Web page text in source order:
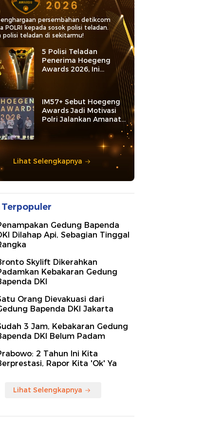
persembahan detikcom
POLRI kepada sosok polisi teladan.
polisi teladan di sekitarmu!
5 Polisi Teladan
Penerima Hoegeng
Awards 2026, Ini
Kategori dan Kiprahnya
IM57+ Sebut Hoegeng
Awards Jadi Motivasi
Polri Jalankan Amanat
Lihat Selengkapnya
Gedung Bapenda
Dilahap Api, Sebagian Tinggal
Skylift Dikerahkan
Kebakaran Gedung
DKI
Orang Dievakuasi dari
Bapenda DKI Jakarta
3 Jam, Kebakaran Gedung
DKI Belum Padam
2 Tahun Ini Kita
Rapor Kita 'Ok' Ya
Lihat Selengkapnya